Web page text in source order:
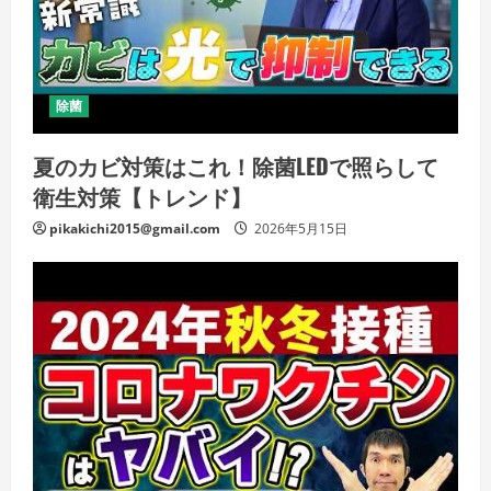
除菌
夏のカビ対策はこれ！除菌LEDで照らして
衛生対策【トレンド】
pikakichi2015@gmail.com 2026年5月15日